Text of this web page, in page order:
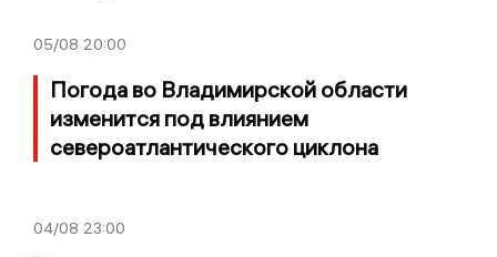
05/08 20:00
Погода во Владимирской области
изменится под влиянием
североатлантического циклона
04/08 23:00